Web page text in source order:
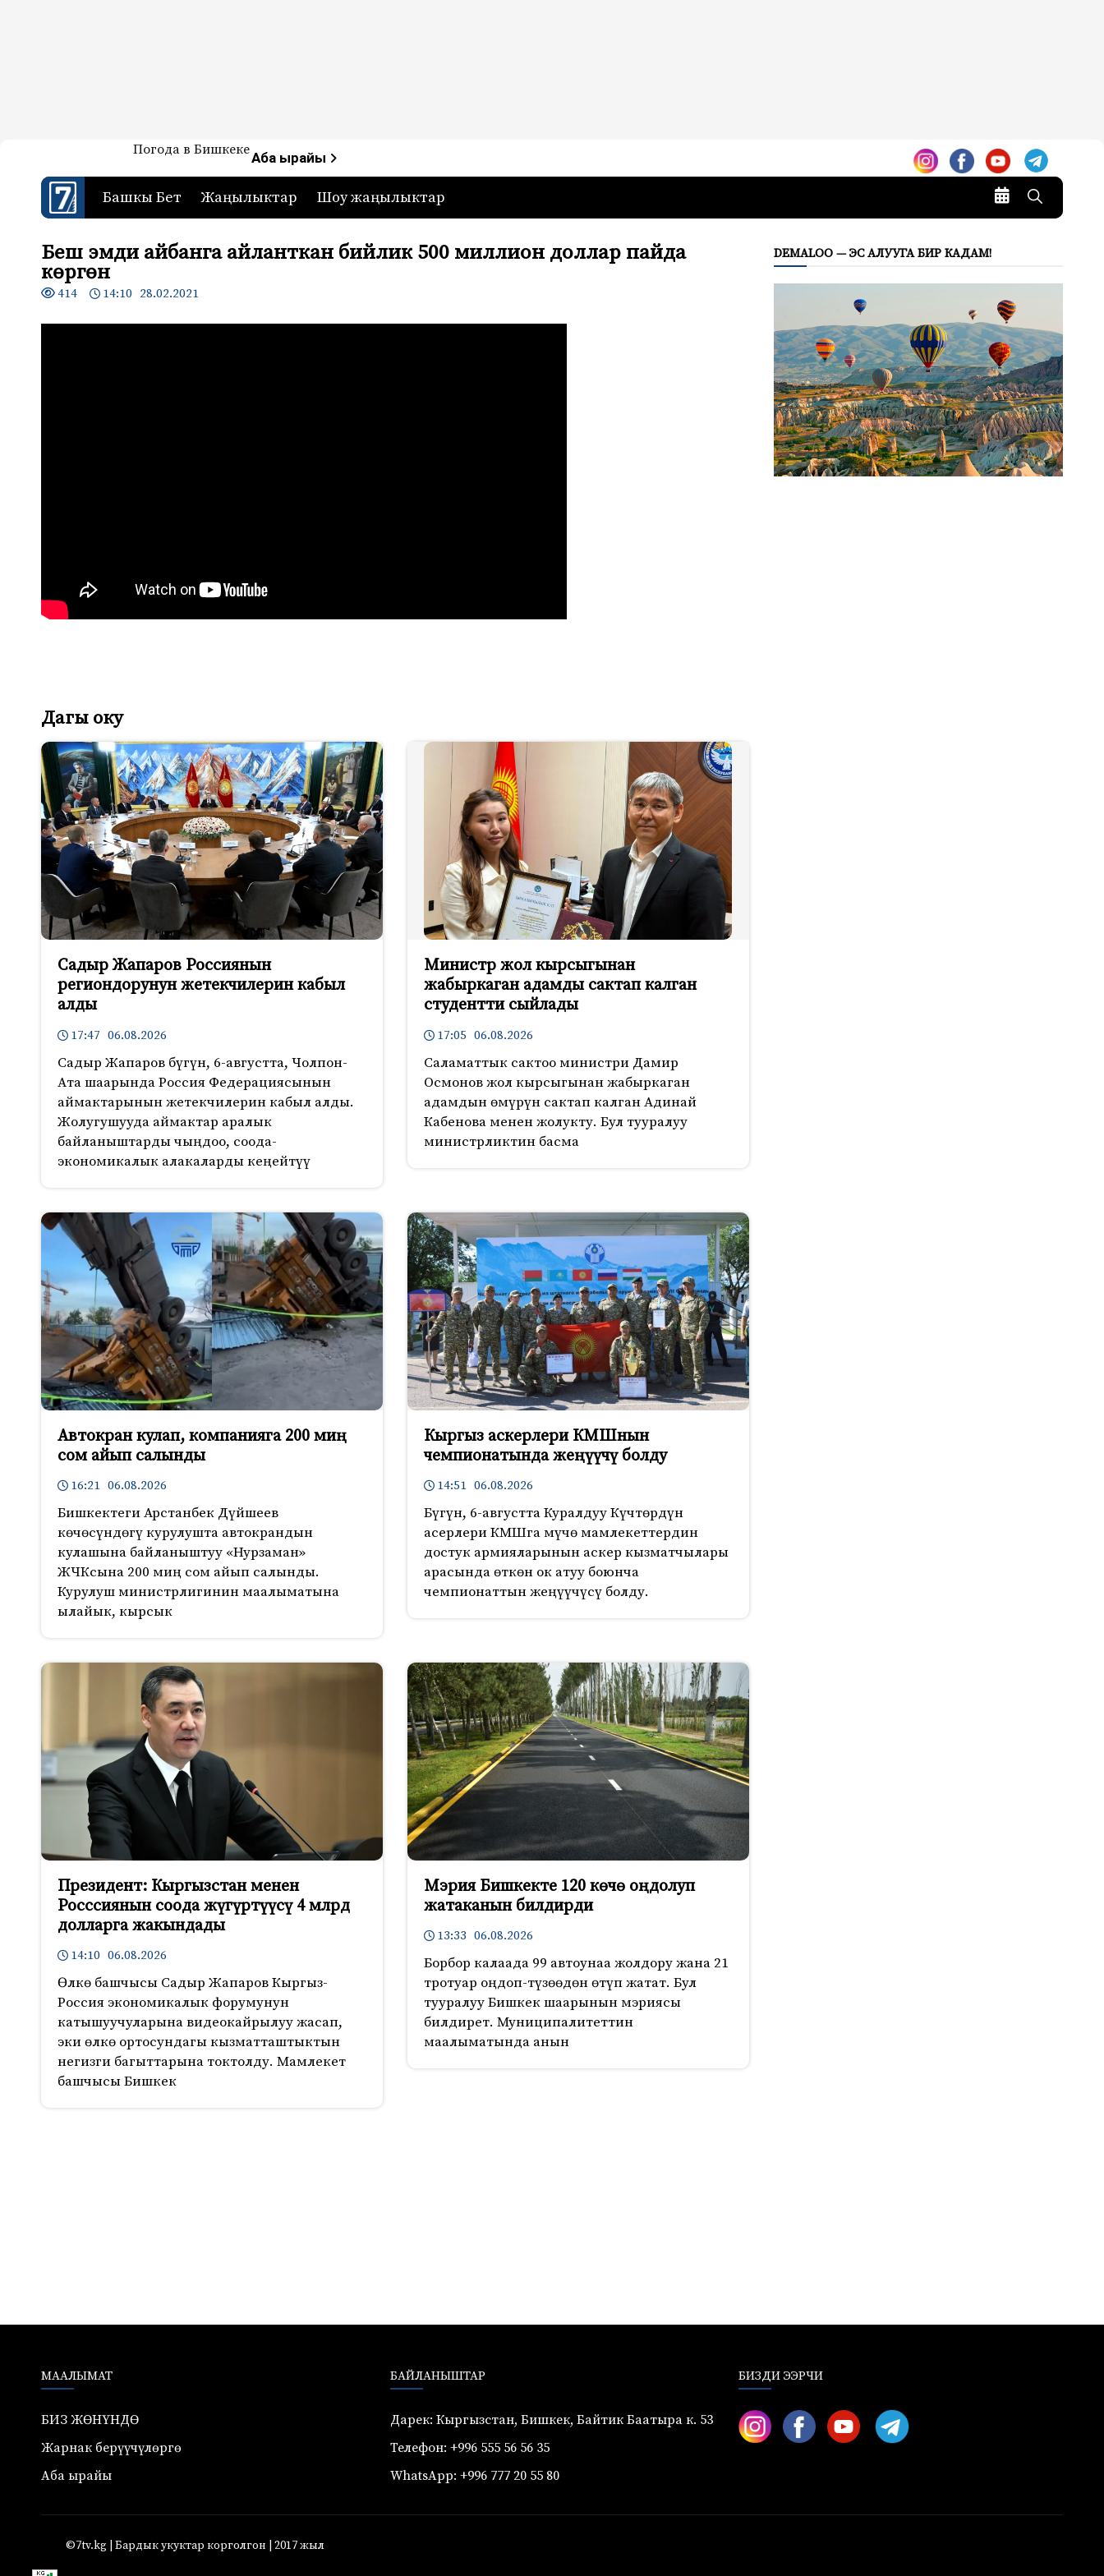
7-канал. Жаңылыктар — Кыргызстан
Жаңылыктар — Кыргызстан
Погода в БишкекеАба ырайы
Башкы Бет Жаңылыктар Шоу жаңылыктар
Беш эмди айбанга айланткан бийлик 500 миллион доллар пайда
көргөн
414 14:10 28.02.2021
Дагы оку
Садыр Жапаров Россиянын
региондорунун жетекчилерин кабыл
алды
17:47 06.08.2026
Садыр Жапаров бүгүн, 6-августта, Чолпон-
Ата шаарында Россия Федерациясынын
аймактарынын жетекчилерин кабыл алды.
Жолугушууда аймактар аралык
байланыштарды чыңдоо, соода-
экономикалык алакаларды кеңейтүү
Министр жол кырсыгынан
жабыркаган адамды сактап калган
студентти сыйлады
17:05 06.08.2026
Саламаттык сактоо министри Дамир
Осмонов жол кырсыгынан жабыркаган
адамдын өмүрүн сактап калган Адинай
Кабенова менен жолукту. Бул тууралуу
министрликтин басма
Автокран кулап, компанияга 200 миң
сом айып салынды
16:21 06.08.2026
Бишкектеги Арстанбек Дүйшеев
көчөсүндөгү курулушта автокрандын
кулашына байланыштуу «Нурзаман»
ЖЧКсына 200 миң сом айып салынды.
Курулуш министрлигинин маалыматына
ылайык, кырсык
Кыргыз аскерлери КМШнын
чемпионатында жеңүүчү болду
14:51 06.08.2026
Бүгүн, 6-августта Куралдуу Күчтөрдүн
асерлери КМШга мүчө мамлекеттердин
достук армияларынын аскер кызматчылары
арасында өткөн ок атуу боюнча
чемпионаттын жеңүүчүсү болду.
Президент: Кыргызстан менен
Росссиянын соода жүгүртүүсү 4 млрд
долларга жакындады
14:10 06.08.2026
Өлкө башчысы Садыр Жапаров Кыргыз-
Россия экономикалык форумунун
катышуучуларына видеокайрылуу жасап,
эки өлкө ортосундагы кызматташтыктын
негизги багыттарына токтолду. Мамлекет
башчысы Бишкек
Мэрия Бишкекте 120 көчө оңдолуп
жатаканын билдирди
13:33 06.08.2026
Борбор калаада 99 автоунаа жолдору жана 21
тротуар оңдоп-түзөөдөн өтүп жатат. Бул
тууралуу Бишкек шаарынын мэриясы
билдирет. Муниципалитеттин
маалыматында анын
DEMALOO — ЭС АЛУУГА БИР КАДАМ!
МААЛЫМАТ
БИЗ ЖӨНҮНДӨ
Жарнак берүүчүлөргө
Аба ырайы
БАЙЛАНЫШТАР
Дарек: Кыргызстан, Бишкек, Байтик Баатыра к. 53
Телефон: +996 555 56 56 35
WhatsApp: +996 777 20 55 80
БИЗДИ ЭЭРЧИ
©7tv.kg | Бардык укуктар корголгон | 2017 жыл